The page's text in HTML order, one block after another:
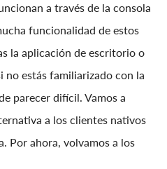
a través de la consola
funcionalidad de estos
la aplicación de escritorio o
no estás familiarizado con la
parecer difícil. Vamos a
a los clientes nativos
Por ahora, volvamos a los